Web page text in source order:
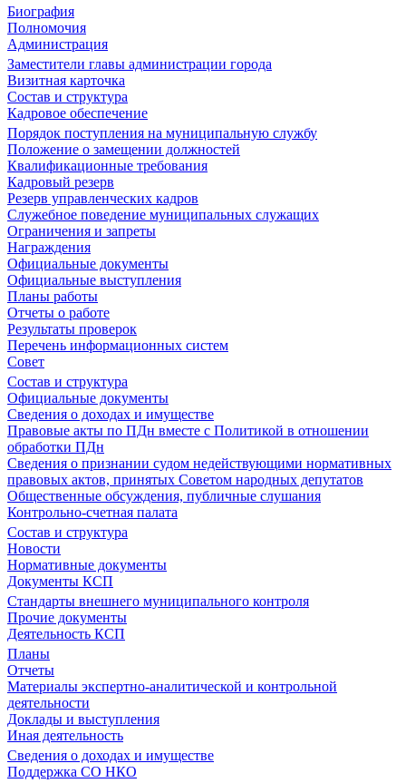
Биография
Полномочия
Администрация
Заместители главы администрации города
Визитная карточка
Состав и структура
Кадровое обеспечение
Порядок поступления на муниципальную службу
Положение о замещении должностей
Квалификационные требования
Кадровый резерв
Резерв управленческих кадров
Служебное поведение муниципальных служащих
Ограничения и запреты
Награждения
Официальные документы
Официальные выступления
Планы работы
Отчеты о работе
Результаты проверок
Перечень информационных систем
Совет
Состав и структура
Официальные документы
Сведения о доходах и имуществе
Правовые акты по ПДн вместе с Политикой в отношении
обработки ПДн
Сведения о признании судом недействующими нормативных
правовых актов, принятых Советом народных депутатов
Общественные обсуждения, публичные слушания
Контрольно-счетная палата
Состав и структура
Новости
Нормативные документы
Документы КСП
Стандарты внешнего муниципального контроля
Прочие документы
Деятельность КСП
Планы
Отчеты
Материалы экспертно-аналитической и контрольной
деятельности
Доклады и выступления
Иная деятельность
Сведения о доходах и имуществе
Поддержка СО НКО